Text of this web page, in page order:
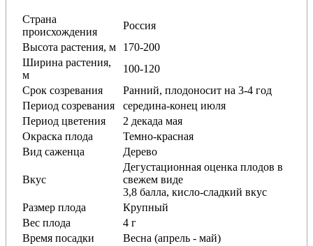
Страна
происхождения
Россия
Высота растения, м
170-200
Ширина растения,
м
100-120
Срок созревания
Ранний, плодоносит на 3-4 год
Период созревания
середина-конец июля
Период цветения
2 декада мая
Окраска плода
Темно-красная
Вид саженца
Дерево
Вкус
Дегустационная оценка плодов в
свежем виде
3,8 балла, кисло-сладкий вкус
Размер плода
Крупный
Вес плода
4 г
Время посадки
Весна (апрель - май)